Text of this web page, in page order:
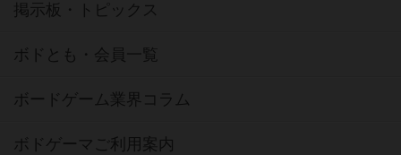
掲示板・トピックス
ボドとも・会員一覧
ボードゲーム業界コラム
ボドゲーマご利用案内